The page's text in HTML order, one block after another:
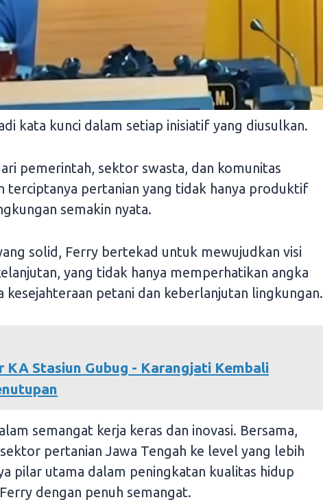
kata kunci dalam setiap inisiatif yang diusulkan.
pemerintah, sektor swasta, dan komunitas
terciptanya pertanian yang tidak hanya produktif
semakin nyata.
solid, Ferry bertekad untuk mewujudkan visi
yang tidak hanya memperhatikan angka
kesejahteraan petani dan keberlanjutan lingkungan.
KA Stasiun Gubug - Karangjati Kembali
semangat kerja keras dan inovasi. Bersama,
pertanian Jawa Tengah ke level yang lebih
pilar utama dalam peningkatan kualitas hidup
dengan penuh semangat.